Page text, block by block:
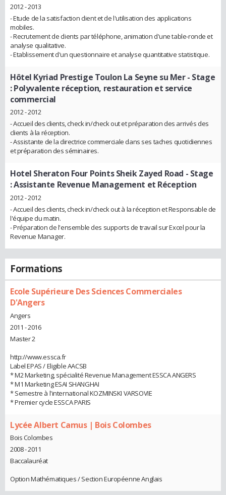
2012 - 2013
- Etude de la satisfaction client et de l'utilisation des applications
mobiles.
- Recrutement de clients par téléphone, animation d'une table-ronde et
analyse qualitative.
- Etablissement d'un questionnaire et analyse quantitative statistique.
Hôtel Kyriad Prestige Toulon La Seyne su Mer- Stage
: Polyvalente réception, restauration et service
commercial
2012 - 2012
- Accueil des clients, check in/check out et préparation des arrivés des
clients à la réception.
- Assistante de la directrice commerciale dans ses taches quotidiennes
et préparation des séminaires.
Hotel Sheraton Four Points Sheik Zayed Road - Stage
: Assistante Revenue Management et Réception
2012 - 2012
- Accueil des clients, check in/check out à la réception et Responsable de
l'équipe du matin.
- Préparation de l'ensemble des supports de travail sur Excel pour la
Revenue Manager.
Formations
Ecole Supérieure Des Sciences Commerciales
D'Angers
Angers
2011 - 2016
Master 2
http://www.essca.fr
Label EPAS / Eligible AACSB
* M2 Marketing, spécialité Revenue Management ESSCA ANGERS
* M1 Marketing ESAI SHANGHAI
* Semestre à l'international KOZMINSKI VARSOVIE
* Premier cycle ESSCA PARIS
Lycée Albert Camus | Bois Colombes
Bois Colombes
2008 - 2011
Baccalauréat
Option Mathématiques / Section Européenne Anglais